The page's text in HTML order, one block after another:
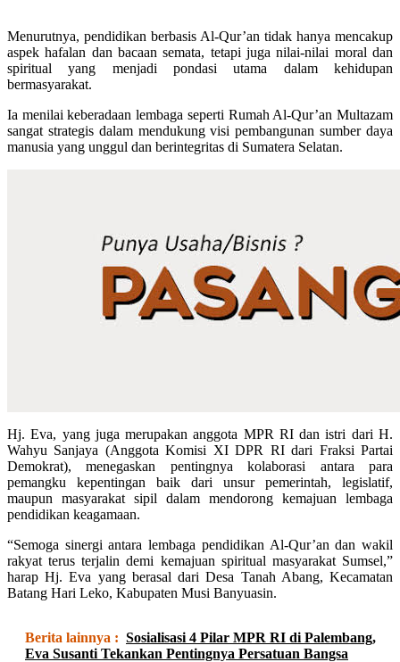
Menurutnya, pendidikan berbasis Al-Qur’an tidak hanya mencakup
aspek hafalan dan bacaan semata, tetapi juga nilai-nilai moral dan
spiritual yang menjadi pondasi utama dalam kehidupan
bermasyarakat.
Ia menilai keberadaan lembaga seperti Rumah Al-Qur’an Multazam
sangat strategis dalam mendukung visi pembangunan sumber daya
manusia yang unggul dan berintegritas di Sumatera Selatan.
Hj. Eva, yang juga merupakan anggota MPR RI dan istri dari H.
Wahyu Sanjaya (Anggota Komisi XI DPR RI dari Fraksi Partai
Demokrat), menegaskan pentingnya kolaborasi antara para
pemangku kepentingan baik dari unsur pemerintah, legislatif,
maupun masyarakat sipil dalam mendorong kemajuan lembaga
pendidikan keagamaan.
“Semoga sinergi antara lembaga pendidikan Al-Qur’an dan wakil
rakyat terus terjalin demi kemajuan spiritual masyarakat Sumsel,”
harap Hj. Eva yang berasal dari Desa Tanah Abang, Kecamatan
Batang Hari Leko, Kabupaten Musi Banyuasin.
Berita lainnya : Sosialisasi 4 Pilar MPR RI di Palembang,
Eva Susanti Tekankan Pentingnya Persatuan Bangsa